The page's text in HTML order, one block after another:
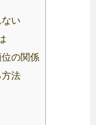
い
の関係
法